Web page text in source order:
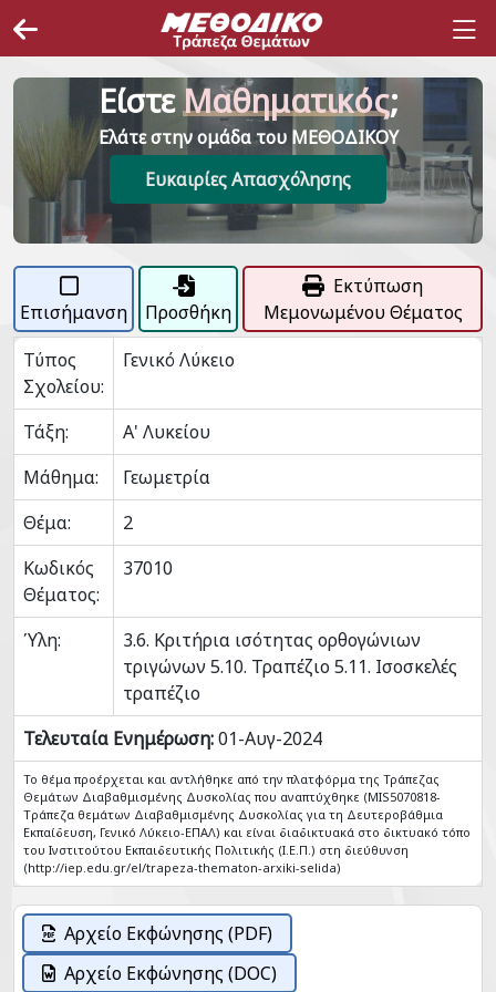
ΕίστεΜαθηματικός;
Ελάτε στην ομάδα του ΜΕΘΟΔΙΚΟΥ
Ευκαιρίες Απασχόλησης
Επισήμανση Προσθήκη
Εκτύπωση
Μεμονωμένου Θέματος
Τύπος
Σχολείου:
Γενικό Λύκειο
Τάξη:
Α' Λυκείου
Μάθημα:
Γεωμετρία
Θέμα:
2
Κωδικός
Θέματος:
37010
Ύλη:
3.6. Κριτήρια ισότητας ορθογώνιων
τριγώνων 5.10. Τραπέζιο 5.11. Ισοσκελές
τραπέζιο
Τελευταία Ενημέρωση:01-Αυγ-2024
Το θέμα προέρχεται και αντλήθηκε από την πλατφόρμα της Τράπεζας
Θεμάτων Διαβαθμισμένης Δυσκολίας που αναπτύχθηκε (MIS5070818-
Tράπεζα θεμάτων Διαβαθμισμένης Δυσκολίας για τη Δευτεροβάθμια
Εκπαίδευση, Γενικό Λύκειο-ΕΠΑΛ) και είναι διαδικτυακά στο δικτυακό τόπο
του Ινστιτούτου Εκπαιδευτικής Πολιτικής (Ι.Ε.Π.) στη διεύθυνση
(http://iep.edu.gr/el/trapeza-thematon-arxiki-selida)
Αρχείο Εκφώνησης (PDF)
Αρχείο Εκφώνησης (DOC)